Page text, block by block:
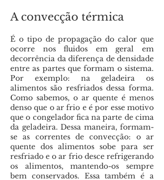
A convecção térmica
É o tipo de propagação do calor que
ocorre nos fluidos em geral em
decorrência da diferença de densidade
entre as partes que formam o sistema.
Por exemplo: na geladeira os
alimentos são resfriados dessa forma.
Como sabemos, o ar quente é menos
denso que o ar frio e é por esse motivo
que o congelador fica na parte de cima
da geladeira. Dessa maneira, formam-
se as correntes de convecção: o ar
quente dos alimentos sobe para ser
resfriado e o ar frio desce refrigerando
os alimentos, mantendo-os sempre
bem conservados. Essa também é a